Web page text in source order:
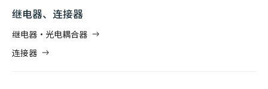
继电器、连接器
继电器・光电耦合器
连接器